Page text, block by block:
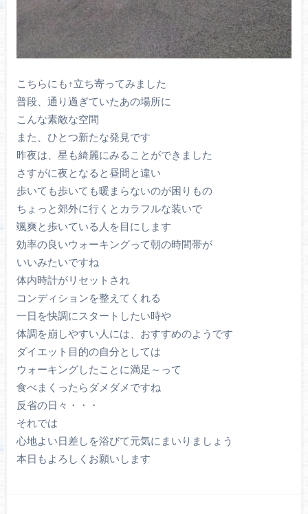
こちらにも↑立ち寄ってみました
普段、通り過ぎていたあの場所に
こんな素敵な空間
また、ひとつ新たな発見です
昨夜は、星も綺麗にみることができました
さすがに夜となると昼間と違い
歩いても歩いても暖まらないのが困りもの
ちょっと郊外に行くとカラフルな装いで
颯爽と歩いている人を目にします
効率の良いウォーキングって朝の時間帯が
いいみたいですね
体内時計がリセットされ
コンディションを整えてくれる
一日を快調にスタートしたい時や
体調を崩しやすい人には、おすすめのようです
ダイエット目的の自分としては
ウォーキングしたことに満足～って
食べまくったらダメダメですね
反省の日々・・・
それでは
心地よい日差しを浴びて元気にまいりましょう
本日もよろしくお願いします